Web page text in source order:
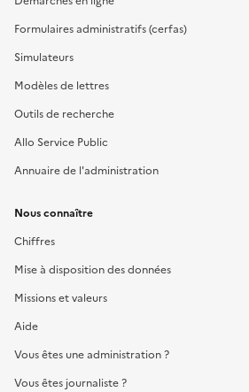
Formulaires administratifs (cerfas)
Simulateurs
Modèles de lettres
Outils de recherche
Allo Service Public
Annuaire de l'administration
Nous connaître
Chiffres
Mise à disposition des données
Missions et valeurs
Aide
Vous êtes une administration ?
Vous êtes journaliste ?